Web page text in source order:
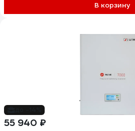
В корзину
55 940 ₽